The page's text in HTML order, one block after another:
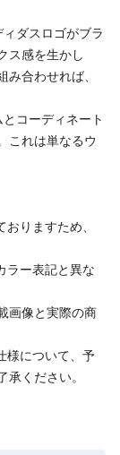
ダスロゴがブラ
ス感を生かし
合わせれば、
コーディネート
これは単なるウ
りますため、
ラー表記と異な
画像と実際の商
様について、予
ください。